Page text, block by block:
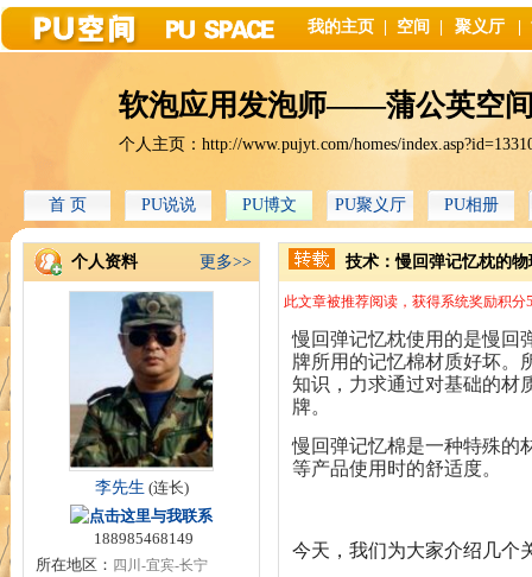
我的主页 空间 聚义厅
软泡应用发泡师——蒲公英空
个人主页： http://www.pujyt.com/homes/
首 页 PU说说 PU博文 PU聚义厅 PU相册
个人资料 更多>>
李先生 (连长)
188985468149
所在地区： 四川-宜宾-长宁
技术：慢回弹记忆枕的
此文章被推荐阅读，获得系统奖励积分
慢回弹记忆枕使用的是慢回
牌所用的记忆棉材质好坏。
知识，力求通过对基础的材
牌。
慢回弹记忆棉是一种特殊的
等产品使用时的舒适度。
今天，我们为大家介绍几个